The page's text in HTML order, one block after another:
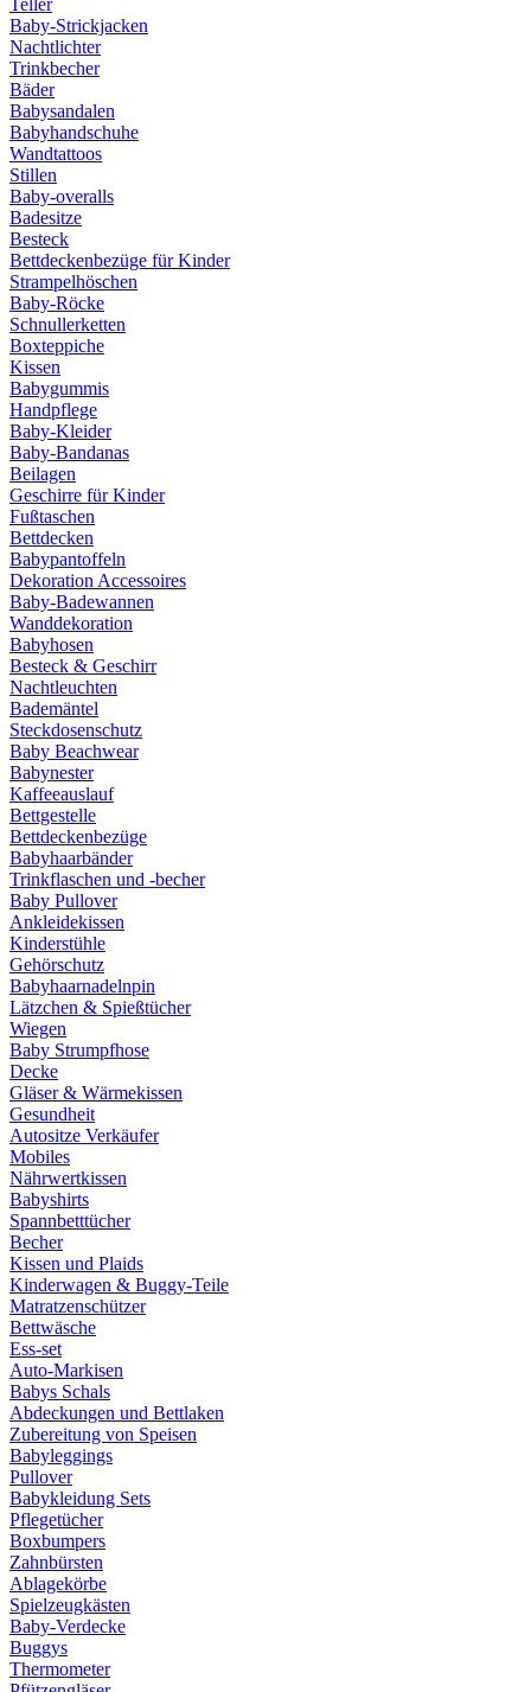
Teller
Baby-Strickjacken
Nachtlichter
Trinkbecher
Bäder
Babysandalen
Babyhandschuhe
Wandtattoos
Stillen
Baby-overalls
Badesitze
Besteck
Bettdeckenbezüge für Kinder
Strampelhöschen
Baby-Röcke
Schnullerketten
Boxteppiche
Kissen
Babygummis
Handpflege
Baby-Kleider
Baby-Bandanas
Beilagen
Geschirre für Kinder
Fußtaschen
Bettdecken
Babypantoffeln
Dekoration Accessoires
Baby-Badewannen
Wanddekoration
Babyhosen
Besteck & Geschirr
Nachtleuchten
Bademäntel
Steckdosenschutz
Baby Beachwear
Babynester
Kaffeeauslauf
Bettgestelle
Bettdeckenbezüge
Babyhaarbänder
Trinkflaschen und -becher
Baby Pullover
Ankleidekissen
Kinderstühle
Gehörschutz
Babyhaarnadelnpin
Lätzchen & Spießtücher
Wiegen
Baby Strumpfhose
Decke
Gläser & Wärmekissen
Gesundheit
Autositze Verkäufer
Mobiles
Nährwertkissen
Babyshirts
Spannbetttücher
Becher
Kissen und Plaids
Kinderwagen & Buggy-Teile
Matratzenschützer
Bettwäsche
Ess-set
Auto-Markisen
Babys Schals
Abdeckungen und Bettlaken
Zubereitung von Speisen
Babyleggings
Pullover
Babykleidung Sets
Pflegetücher
Boxbumpers
Zahnbürsten
Ablagekörbe
Spielzeugkästen
Baby-Verdecke
Buggys
Thermometer